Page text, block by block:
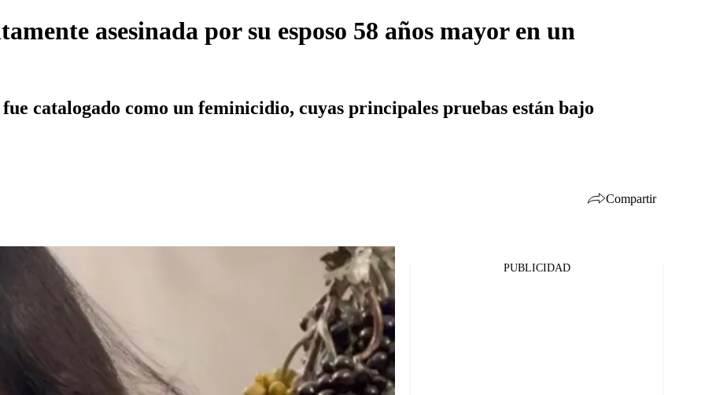
asesinada por su esposo 58 años mayor en un
catalogado como un feminicidio, cuyas principales pruebas están bajo
Compartir
Facebook
Twitter
Whatsapp
PUBLICIDAD